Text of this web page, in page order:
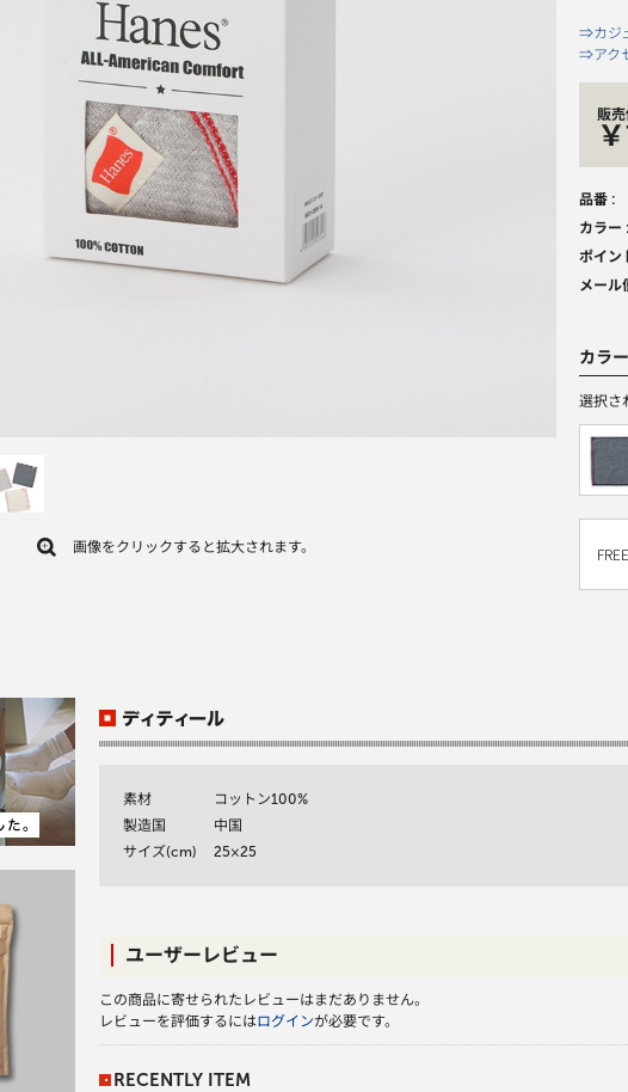
画像をクリックすると拡大されます。
⇒カジ
⇒アク
販
品番 :
カラー :
ポイン
メール
カラ
選択さ
FREE
素材
コットン100%
製造国
中国
サイズ(cm)
25×25
ユーザーレビュー
この商品に寄せられたレビューはまだありません。
レビューを評価するにはログインが必要です。
RECENTLY ITEM